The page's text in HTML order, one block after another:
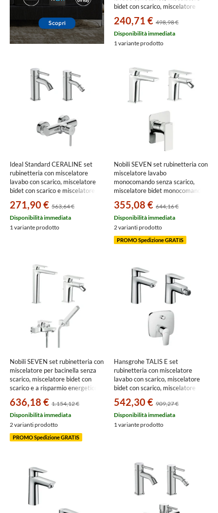
bidet con scarico, miscelatore
incasso incluso, finitura cromo
SETCE004
240,71 € 498,98 €
Disponibilità immediata
1 variante prodotto
Ideal Standard CERALINE set
rubinetteria con miscelatore
lavabo con scarico, miscelatore
bidet con scarico e miscelatore
finitura cromo SETCE003
271,90 € 563,64 €
Disponibilità immediata
1 variante prodotto
Nobili SEVEN set rubinetteria con
miscelatore lavabo
monocomando senza scarico,
miscelatore bidet monocomando
monocomando doccia ad incasso,
finitura cromo
SEE124118/2CR+SE124119/
355,08 € 644,16 €
Disponibilità immediata
2 varianti prodotto
PROMO Spedizione GRATIS
Nobili SEVEN set rubinetteria con
miscelatore per bacinella senza
scarico, miscelatore bidet con
scarico e a risparmio energetico,
con set doccia, finitura cromo
SEE124128/2CR+SEE124119/1CR+SE124110CR
636,18 € 1.154,12 €
Disponibilità immediata
2 varianti prodotto
PROMO Spedizione GRATIS
Hansgrohe TALIS E set
rubinetteria con miscelatore
lavabo con scarico, miscelatore
bidet con scarico, miscelatore
corpo incasso, finitura cromo
SETALE005
542,30 € 909,27 €
Disponibilità immediata
1 variante prodotto